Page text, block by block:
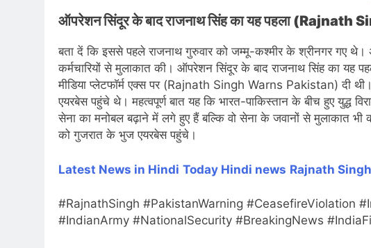
ऑपरेशन सिंदूर के बाद राजनाथ सिंह का यह पहला (Rajnath
बता दें कि इससे पहले राजनाथ गुरुवार को जम्मू-कश्मीर के श्रीनगर गए थे।
कर्मचारियों से मुलाकात की। ऑपरेशन सिंदूर के बाद राजनाथ सिंह का यह
मीडिया प्लेटफाॅर्म एक्स पर (Rajnath Singh Warns Pakistan) दी
एयरबेस पहुंचे थे। महत्वपूर्ण बात यह कि भारत-पाकिस्तान के बीच हुए युद्ध
सेना का मनोबल बढ़ाने में लगे हुए हैं बल्कि वो सेना के जवानों से मुलाकात भी
को गुजरात के भुज एयरबेस पहुंचे।
Latest News in Hindi Today Hindi news Rajnath
#RajnathSingh #PakistanWarning #CeasefireViolation
#IndianArmy #NationalSecurity #BreakingNews